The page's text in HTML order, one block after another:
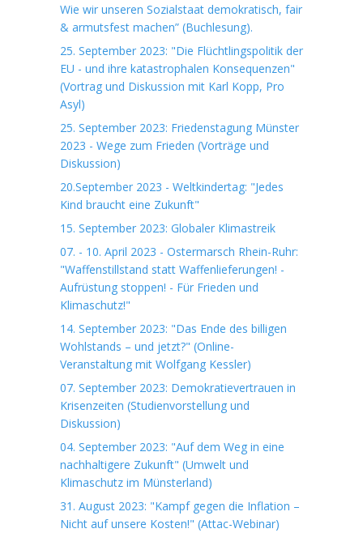
Wie wir unseren Sozialstaat demokratisch, fair
& armutsfest machen” (Buchlesung).
25. September 2023: "Die Flüchtlingspolitik der
EU - und ihre katastrophalen Konsequenzen"
(Vortrag und Diskussion mit Karl Kopp, Pro
Asyl)
25. September 2023: Friedenstagung Münster
2023 - Wege zum Frieden (Vorträge und
Diskussion)
20.September 2023 - Weltkindertag: "Jedes
Kind braucht eine Zukunft"
15. September 2023: Globaler Klimastreik
07. - 10. April 2023 - Ostermarsch Rhein-Ruhr:
"Waffenstillstand statt Waffenlieferungen! -
Aufrüstung stoppen! - Für Frieden und
Klimaschutz!"
14. September 2023: "Das Ende des billigen
Wohlstands – und jetzt?" (Online-
Veranstaltung mit Wolfgang Kessler)
07. September 2023: Demokratievertrauen in
Krisenzeiten (Studienvorstellung und
Diskussion)
04. September 2023: "Auf dem Weg in eine
nachhaltigere Zukunft" (Umwelt und
Klimaschutz im Münsterland)
31. August 2023: "Kampf gegen die Inflation –
Nicht auf unsere Kosten!" (Attac-Webinar)